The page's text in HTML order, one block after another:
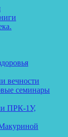
вечности
семинары
ПРК-1У,